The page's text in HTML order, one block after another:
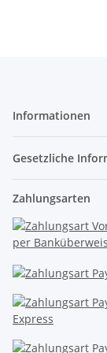
Informationen
Gesetzliche
Zahlungsarten